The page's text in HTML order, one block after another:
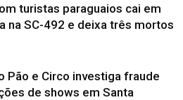
turistas paraguaios cai em
na SC-492 e deixa três mortos
Pão e Circo investiga fraude
de shows em Santa